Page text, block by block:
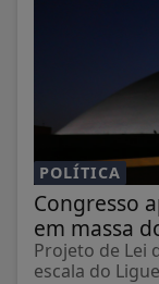
POLÍTICA
Congresso
em massa
Projeto de Lei
escala do